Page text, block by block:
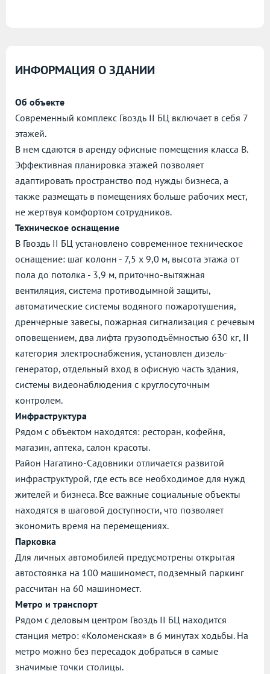
ИНФОРМАЦИЯ О ЗДАНИИ
Об объекте
Современный комплекс Гвоздь II БЦ включает в себя 7
этажей.
В нем сдаются в аренду офисные помещения класса B.
Эффективная планировка этажей позволяет
адаптировать пространство под нужды бизнеса, а
также размещать в помещениях больше рабочих мест,
не жертвуя комфортом сотрудников.
Техническое оснащение
В Гвоздь II БЦ установлено современное техническое
оснащение: шаг колонн - 7,5 х 9,0 м, высота этажа от
пола до потолка - 3,9 м, приточно-вытяжная
вентиляция, система противодымной защиты,
автоматические системы водяного пожаротушения,
дренчерные завесы, пожарная сигнализация с речевым
оповещением, два лифта грузоподъёмностью 630 кг, II
категория электроснабжения, установлен дизель-
генератор, отдельный вход в офисную часть здания,
системы видеонаблюдения с круглосуточным
контролем.
Инфраструктура
Рядом с объектом находятся: ресторан, кофейня,
магазин, аптека, салон красоты.
Район Нагатино-Садовники отличается развитой
инфраструктурой, где есть все необходимое для нужд
жителей и бизнеса. Все важные социальные объекты
находятся в шаговой доступности, что позволяет
экономить время на перемещениях.
Парковка
Для личных автомобилей предусмотрены открытая
автостоянка на 100 машиномест, подземный паркинг
рассчитан на 60 машиномест.
Метро и транспорт
Рядом с деловым центром Гвоздь II БЦ находится
станция метро: «Коломенская» в 6 минутах ходьбы. На
метро можно без пересадок добраться в самые
значимые точки столицы.